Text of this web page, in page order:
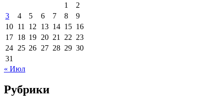
1
2
3
4 5 6 7 8
9
10 11 12 13 14 15 16
17 18 19 20 21 22 23
24 25 26 27 28 29 30
31
« Июл
Рубрики